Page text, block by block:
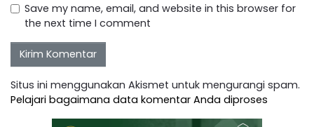
Save my name, email, and website in this browser for
the next time I comment
Situs ini menggunakan Akismet untuk mengurangi spam.
Pelajari bagaimana data komentar Anda diproses